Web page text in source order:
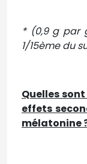
* (0,9 g par
1/15ème du
Quelles
effets
mélatonine